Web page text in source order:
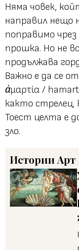
Няма човек,
направил нещо
поправимо
прошка. Но не
продължава
Важно е да се
ἁμαρτία /
както
Тоест целта е
зло.
ИсторииАрт